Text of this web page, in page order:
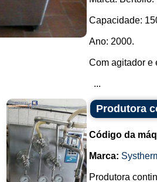
Capacidade:
Ano: 2000.
Com agitador e
...
Produtora
Código da
Marca:
Produtora